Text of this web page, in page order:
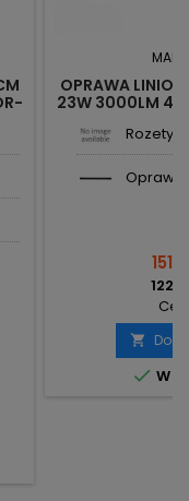
OPRAWA
23W 3000LM
Rozety
Oprawa

 W